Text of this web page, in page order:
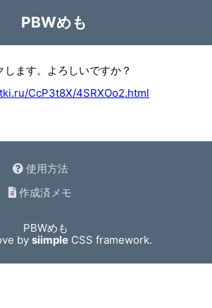
PBWめも
します。よろしいですか？
CcP3t8X/4SRXOo2.html
使用方法
作成済メモ
PBWめも
bysiimple CSS framework.